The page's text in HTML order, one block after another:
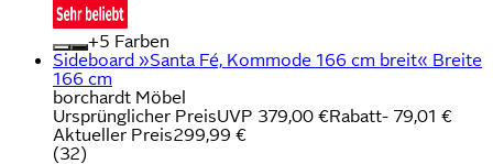
+
Farben
Sideboard »Santa Fé, Kommode 166 cm breit« Breite
166 cm
borchardt Möbel
Ursprünglicher PreisUVP 379,00 €Rabatt- 79,01 €
Aktueller Preis299,99 €
(32)